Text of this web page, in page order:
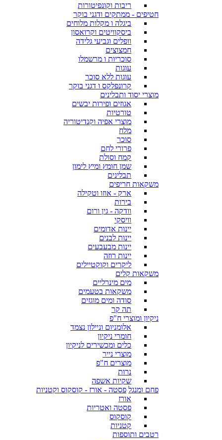
ריבות וקונפיטורות
חטיפים - ממתקים ודגני בוקר
ביגלה ו מקלות מלוחים
ביסקוויטים וקרואסון
וופלים וגביעי גלידה
חמצוצים
סוכריות ו מרשמלו
עוגות
עוגות ללא סוכר
קרונפלקס ו דגני בוקר
מוצרי יסוד ותבלינים
אגוזים ופירות יבשים
טורטיות
מוצרי אפיה וקנדיטוריה
מלח
סוכר
פרורי לחם
קמח וסולת
שמן חומץ ומיץ לימון
תבלינים
משקאות חריפים
ארק - אוזו וטקילה
בירות
וודקה - גין ורום
וויסקי
יינות אדומים
יינות לבנים
יינות מבעבעים
יינות רוזה
ליקרים וקוקטיילים
משקאות קלים
מים מינרליים
משקאות בטעמים
סודה ומים מוגזים
תה קר
ניקיון ומוצרי ח"פ
אלומניום וניילון נצמד
חומרי ניקיון
כלים ומכשירים לניקיון
מוצרי נייר
מוצרים ח"פ
נרות
שקיות אשפה
פחם ומנגל פסטה - אורז - קוסקוס וקטניות
אורז
פסטה ואטריות
קוסקוס
קטניות
רטבים ותוספות